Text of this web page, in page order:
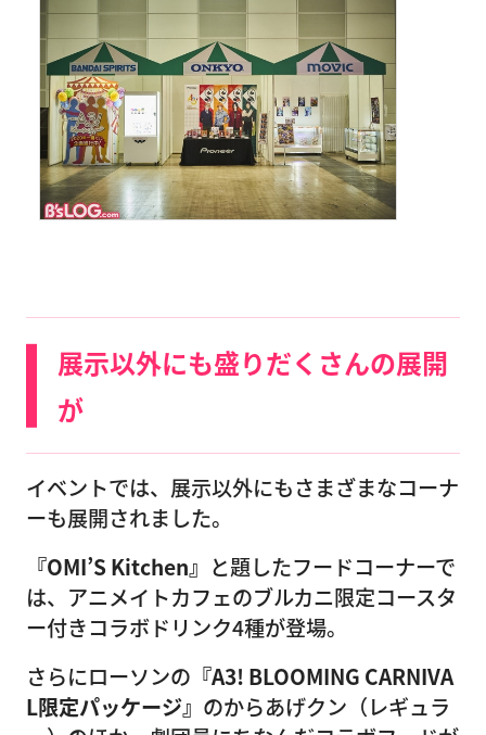
展示以外にも盛りだくさんの展開
が
イベントでは、展示以外にもさまざまなコーナ
ーも展開されました。
『OMI’S Kitchen』 と題したフードコーナーで
は、アニメイトカフェのブルカニ限定コースタ
ー付きコラボドリンク4種が登場。
さらにローソンの 『A3! BLOOMING CARNIVA
L限定パッケージ』 のからあげクン（レギュラ